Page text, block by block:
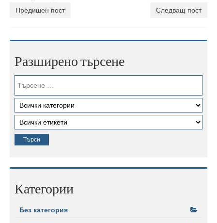
Предишен пост
Следващ пост
Разширено търсене
Категории
Без категория